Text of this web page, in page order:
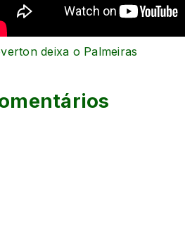
deixa o Palmeiras